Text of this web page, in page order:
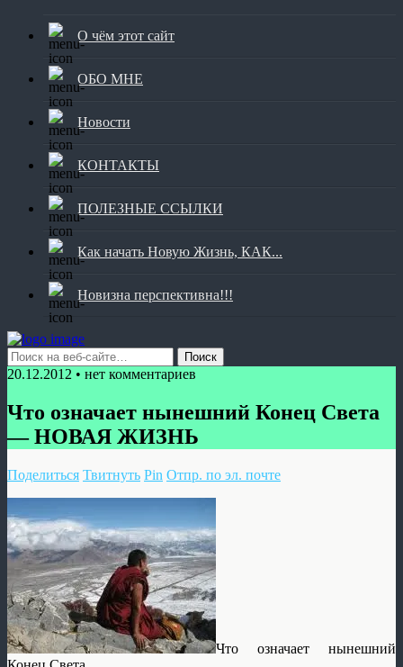
О чём этот сайт
ОБО МНЕ
Новости
КОНТАКТЫ
ПОЛЕЗНЫЕ ССЫЛКИ
Как начать Новую Жизнь, КАК...
Новизна перспективна!!!
20.12.2012 • нет комментариев
Что означает нынешний Конец Света
— НОВАЯ ЖИЗНЬ
Поделиться Твитнуть Pin Отпр. по эл. почте
Что означает нынешний